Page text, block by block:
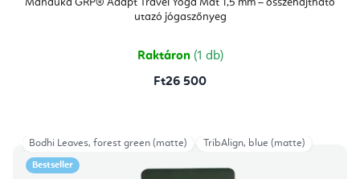
Manduka GRP® Adapt Travel Yoga Mat 1,5 mm – összehajtható
utazó jógaszőnyeg
Raktáron (1 db)
Ft26 500
Bestseller
Bodhi Leaves, forest green (matte) TribAlign, blue (matte)